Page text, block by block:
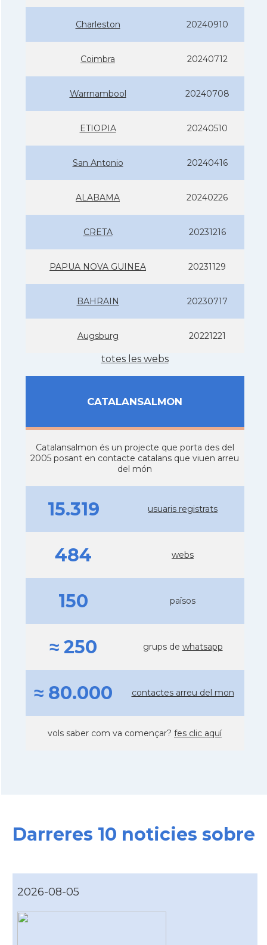
Charleston 20240910
Coimbra 20240712
Warrnambool 20240708
ETIOPIA 20240510
San Antonio 20240416
ALABAMA 20240226
CRETA 20231216
PAPUA NOVA GUINEA 20231129
BAHRAIN 20230717
Augsburg 20221221
totes les webs
CATALANSALMON
Catalansalmon és un projecte que porta des del
2005 posant en contacte catalans que viuen arreu
del món
15.319 usuaris registrats
484 webs
150 països
≈ 250 grups de whatsapp
≈ 80.000 contactes arreu del mon
vols saber com va començar? fes clic aquí
Darreres 10 noticies sobre
2026-08-05